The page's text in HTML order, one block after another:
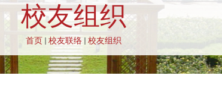
校友组织
首页 校友联络 校友组织